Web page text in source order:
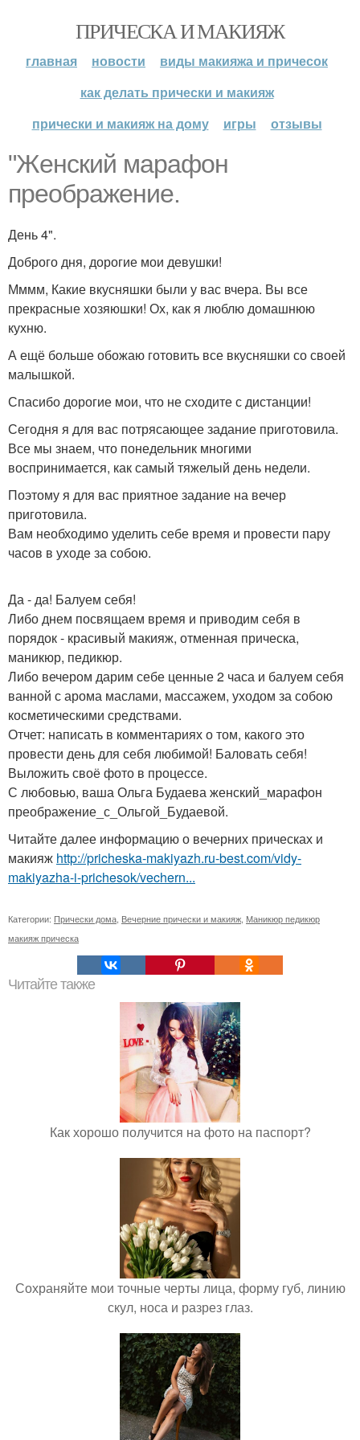
ПРИЧЕСКА И МАКИЯЖ
главная новости
виды макияжа и причесок
как делать прически и макияж
прически и макияж на дому
игры отзывы
"Женский марафон
преображение.
День 4".
Доброго дня, дорогие мои девушки!
Мммм, Какие вкусняшки были у вас вчера. Вы все
прекрасные хозяюшки! Ох, как я люблю домашнюю
кухню.
А ещё больше обожаю готовить все вкусняшки со своей
малышкой.
Спасибо дорогие мои, что не сходите с дистанции!
Сегодня я для вас потрясающее задание приготовила.
Все мы знаем, что понедельник многими
воспринимается, как самый тяжелый день недели.
Поэтому я для вас приятное задание на вечер
приготовила.
Вам необходимо уделить себе время и провести пару
часов в уходе за собою.
Да - да! Балуем себя!
Либо днем посвящаем время и приводим себя в
порядок - красивый макияж, отменная прическа,
маникюр, педикюр.
Либо вечером дарим себе ценные 2 часа и балуем себя
ванной с арома маслами, массажем, уходом за собою
косметическими средствами.
Отчет: написать в комментариях о том, какого это
провести день для себя любимой! Баловать себя!
Выложить своё фото в процессе.
С любовью, ваша Ольга Будаева женский_марафон
преображение_с_Ольгой_Будаевой.
Читайте далее информацию о вечерних прическах и
макияж http://pricheska-makiyazh.ru-best.com/vidy-
makiyazha-i-prichesok/vechern...
Категории: Прически дома Вечерние прически и макияж Маникюр педикюр
макияж прическа
Читайте также
Как хорошо получится на фото на паспорт?
Сохраняйте мои точные черты лица, форму губ, линию
скул, носа и разрез глаз.